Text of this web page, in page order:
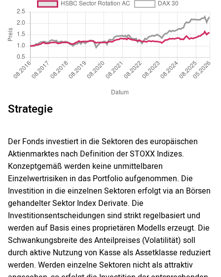
Strategie
Der Fonds investiert in die Sektoren des europäischen
Aktienmarktes nach Definition der STOXX Indizes.
Konzeptgemäß werden keine unmittelbaren
Einzelwertrisiken in das Portfolio aufgenommen. Die
Investition in die einzelnen Sektoren erfolgt via an Börsen
gehandelter Sektor Index Derivate. Die
Investitionsentscheidungen sind strikt regelbasiert und
werden auf Basis eines proprietären Modells erzeugt. Die
Schwankungsbreite des Anteilpreises (Volatilität) soll
durch aktive Nutzung von Kasse als Assetklasse reduziert
werden. Werden einzelne Sektoren nicht als attraktiv